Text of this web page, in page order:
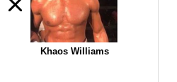
Khaos Williams